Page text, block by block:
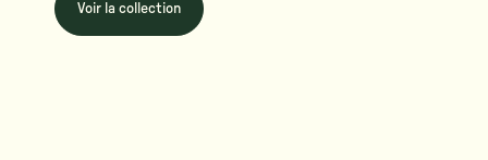
Voir la collection